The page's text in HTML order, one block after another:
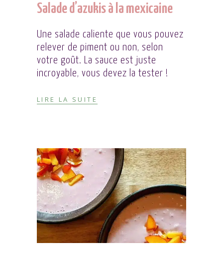
Salade d’azukis à la mexicaine
Une salade caliente que vous pouvez
relever de piment ou non, selon
votre goût. La sauce est juste
incroyable, vous devez la tester !
LIRE LA SUITE